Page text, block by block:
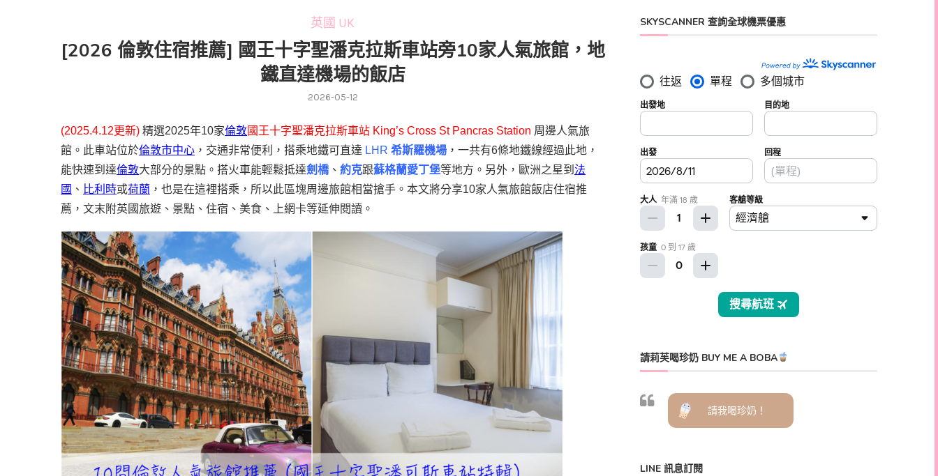
英國 UK
[2026 倫敦住宿推薦] 國王十字聖潘克拉斯車站旁10家人氣旅館，地
鐵直達機場的飯店
2026-05-12
(2025.4.12更新) 精選2025年10家倫敦國王十字聖潘克拉斯車站 King’s Cross St Pancras Station 周邊人氣旅
館。此車站位於倫敦市中心 ，交通非常便利，搭乘地鐵可直達 LHR 希斯羅機場 ，一共有6條地鐵線經過此地，
能快速到達倫敦大部分的景點。搭火車能輕鬆抵達劍橋、 約克跟蘇格蘭愛丁堡等地方。另外，歐洲之星到 法
國 、 比利時或荷蘭 ，也是在這裡搭乘，所以此區塊周邊旅館相當搶手。本文將分享10家人氣旅館飯店住宿推
薦，文末附英國旅遊、景點、住宿、美食、上網卡等延伸閱讀。
SKYSCANNER 查詢全球機票優惠
請莉芙喝珍奶 BUY ME A BOBA
請我喝珍奶！
LINE 訊息訂閱